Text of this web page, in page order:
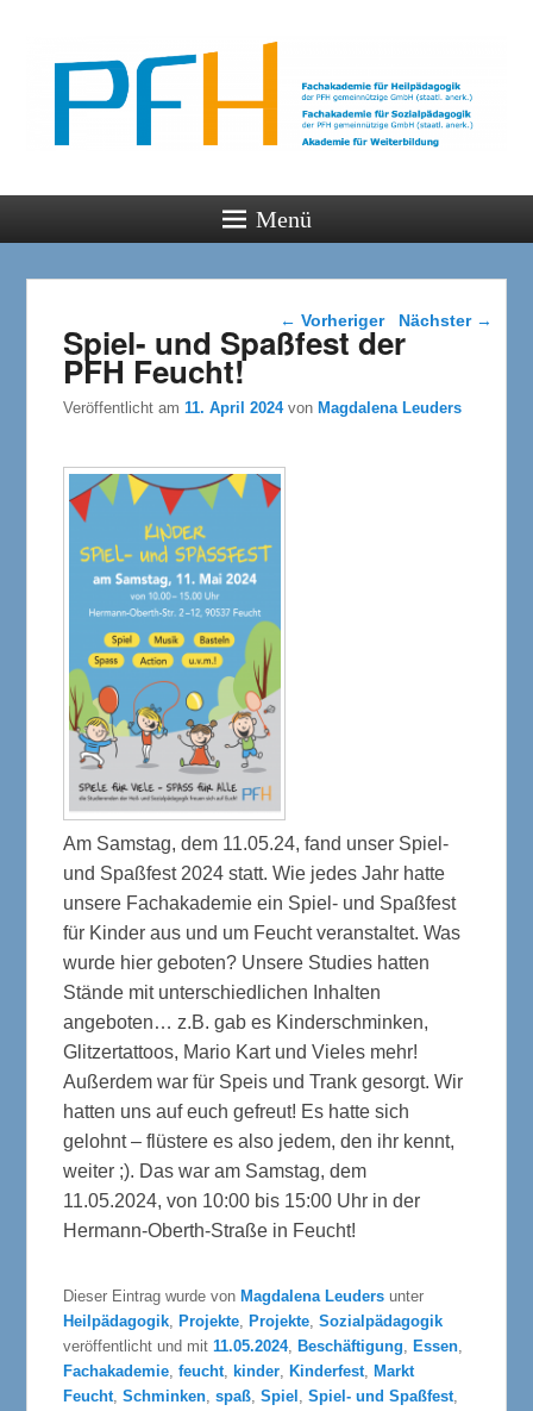
PFH
Gemeinsam wachsen
Menü
Beitragsnavigation
← Vorheriger Nächster →
Spiel- und Spaßfest der
PFH Feucht!
Veröffentlicht am11. April 2024 von Magdalena Leuders
Am Samstag, dem 11.05.24, fand unser Spiel-
und Spaßfest 2024 statt. Wie jedes Jahr hatte
unsere Fachakademie ein Spiel- und Spaßfest
für Kinder aus und um Feucht veranstaltet. Was
wurde hier geboten? Unsere Studies hatten
Stände mit unterschiedlichen Inhalten
angeboten… z.B. gab es Kinderschminken,
Glitzertattoos, Mario Kart und Vieles mehr!
Außerdem war für Speis und Trank gesorgt. Wir
hatten uns auf euch gefreut! Es hatte sich
gelohnt – flüstere es also jedem, den ihr kennt,
weiter ;). Das war am Samstag, dem
11.05.2024, von 10:00 bis 15:00 Uhr in der
Hermann-Oberth-Straße in Feucht!
Dieser Eintrag wurde von Magdalena Leuders unter
Heilpädagogik, Projekte, Projekte,Sozialpädagogik
veröffentlicht und mit11.05.2024, Beschäftigung, Essen,
Fachakademie,feucht, kinder, Kinderfest, Markt
Feucht,Schminken,spaß,Spiel ,Spiel- und Spaßfest,